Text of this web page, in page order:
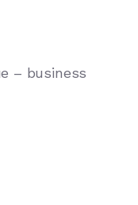
– business